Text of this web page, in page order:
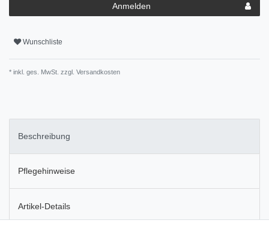
Anmelden
Wunschliste
* inkl. ges. MwSt. zzgl. Versandkosten
Beschreibung
Pflegehinweise
Artikel-Details